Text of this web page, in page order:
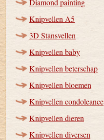
Diamond painting
Knipvellen A5
3D Stansvellen
Knipvellen baby
Knipvellen beterschap
Knipvellen bloemen
Knipvellen condoleance
Knipvellen dieren
Knipvellen diversen